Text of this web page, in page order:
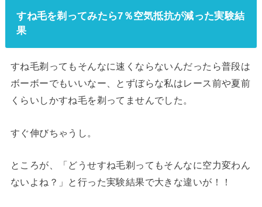
すね毛を剃ってみたら7％空気抵抗が減った実験結
果
すね毛剃ってもそんなに速くならないんだったら普段は
ボーボーでもいいなー、とずぼらな私はレース前や夏前
くらいしかすね毛を剃ってませんでした。
すぐ伸びちゃうし。
ところが、「どうせすね毛剃ってもそんなに空力変わん
ないよね？」と行った実験結果で大きな違いが！！